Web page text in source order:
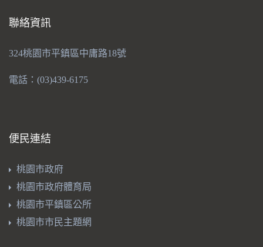
聯絡資訊
324桃園市平鎮區中庸路18號
電話：(03)439-6175
便民連結
桃園市政府
桃園市政府體育局
桃園市平鎮區公所
桃園市市民主題網